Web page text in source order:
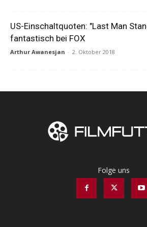
US-Einschaltquoten: "Last Man
fantastisch bei FOX
Arthur Awanesjan - 2. Oktober 2018
Folge uns